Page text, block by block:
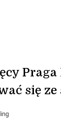
Praga
się ze